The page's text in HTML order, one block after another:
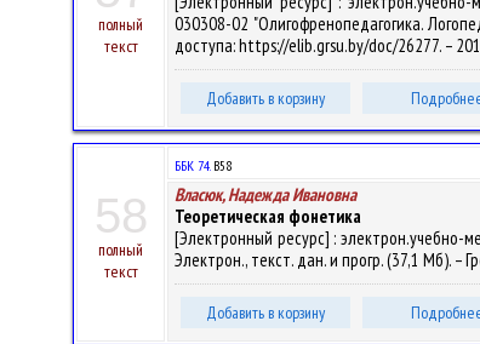
полный
текст
030308-02 "Олигофренопедагогика.
доступа: https://elib.grsu.by/doc/26277. –
Добавить в корзину
58
полный
текст
ББК 74.В58
Власюк, Надежда Ивановна
Теоретическая фонетика
[Электронный ресурс] : электрон.учебно-
Электрон., текст. дан. и прогр. (37,1 Мб). –
Добавить в корзину